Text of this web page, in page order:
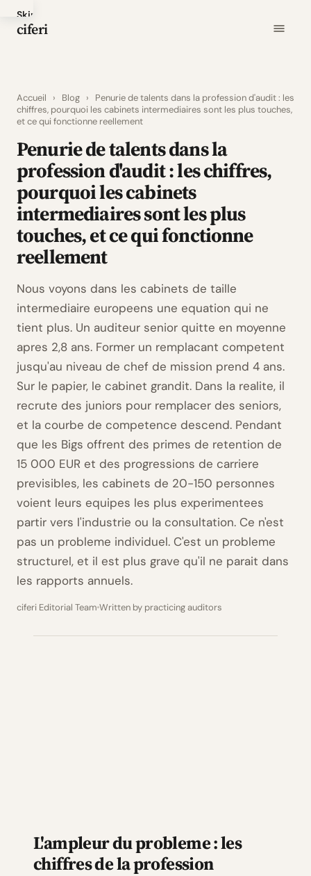
Skip
to
ciferi
Accueil › Blog ›
Penurie de talents dans la profession d'audit : les
chiffres, pourquoi les cabinets intermediaires sont les plus touches,
et ce qui fonctionne reellement
Penurie de talents dans la
profession d'audit : les chiffres,
pourquoi les cabinets
intermediaires sont les plus
touches, et ce qui fonctionne
reellement
Nous voyons dans les cabinets de taille
intermediaire europeens une equation qui ne
tient plus. Un auditeur senior quitte en moyenne
apres 2,8 ans. Former un remplacant competent
jusqu'au niveau de chef de mission prend 4 ans.
Sur le papier, le cabinet grandit. Dans la realite, il
recrute des juniors pour remplacer des seniors,
et la courbe de competence descend. Pendant
que les Bigs offrent des primes de retention de
15 000 EUR et des progressions de carriere
previsibles, les cabinets de 20-150 personnes
voient leurs equipes les plus experimentees
partir vers l'industrie ou la consultation. Ce n'est
pas un probleme individuel. C'est un probleme
structurel, et il est plus grave qu'il ne parait dans
les rapports annuels.
ciferi Editorial Team Written by practicing auditors
L'ampleur du probleme : les
chiffres de la profession